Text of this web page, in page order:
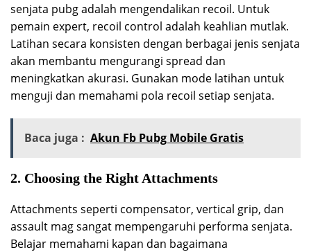
senjata pubg adalah mengendalikan recoil. Untuk
pemain expert, recoil control adalah keahlian mutlak.
Latihan secara konsisten dengan berbagai jenis senjata
akan membantu mengurangi spread dan
meningkatkan akurasi. Gunakan mode latihan untuk
menguji dan memahami pola recoil setiap senjata.
Baca juga : Akun Fb Pubg Mobile Gratis
2. Choosing the Right Attachments
Attachments seperti compensator, vertical grip, dan
assault mag sangat mempengaruhi performa senjata.
Belajar memahami kapan dan bagaimana